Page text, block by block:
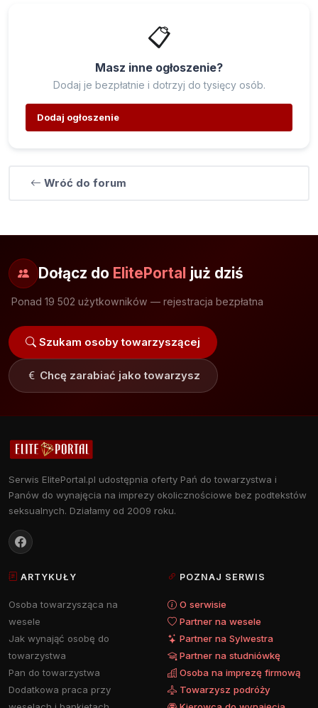
📋
Masz inne ogłoszenie?
Dodaj je bezpłatnie i dotrzyj do tysięcy osób.
Dodaj ogłoszenie
Wróć do forum
Dołącz do ElitePortal już dziś
Ponad 19 502 użytkowników — rejestracja bezpłatna
Szukam osoby towarzyszącej
Chcę zarabiać jako towarzysz
Serwis ElitePortal.pl udostępnia oferty Pań do towarzystwa i
Panów do wynajęcia na imprezy okolicznościowe bez podtekstów
seksualnych. Działamy od 2009 roku.
ARTYKUŁY
Osoba towarzysząca na
wesele
Jak wynająć osobę do
towarzystwa
Pan do towarzystwa
Dodatkowa praca przy
POZNAJ SERWIS
O serwisie
Partner na wesele
Partner na Sylwestra
Partner na studniówkę
Osoba na imprezę firmową
Towarzysz podróży